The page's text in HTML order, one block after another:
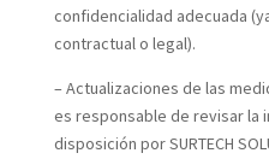
confidencialidad adecuada
contractual o legal).
– Actualizaciones de las
es responsable de revisar la
disposición por SURTECH